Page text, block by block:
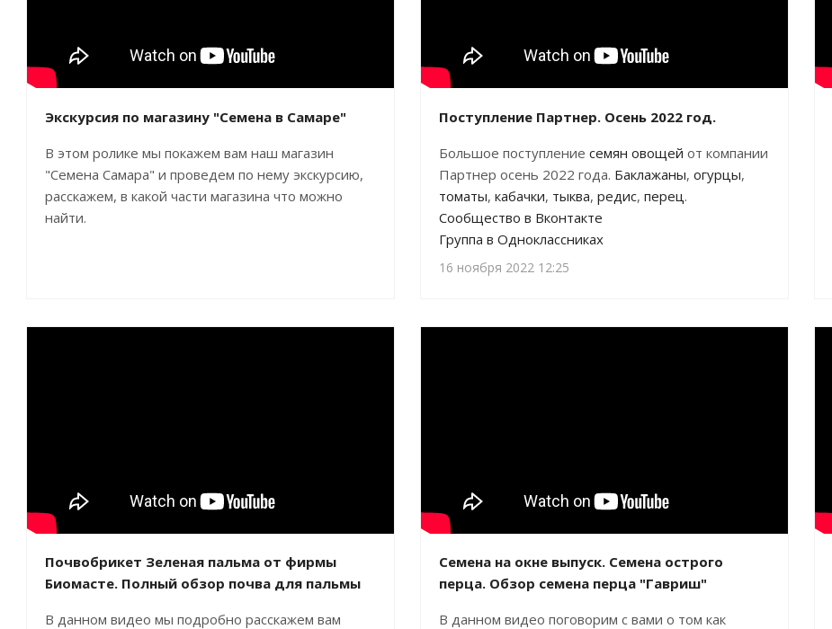
Экскурсия по магазину "Семена в Самаре"
В этом ролике мы покажем вам наш магазин
"Семена Самара" и проведем по нему экскурсию,
расскажем, в какой части магазина что можно
найти.
Поступление Партнер. Осень 2022 год.
Большое поступление семян овощей от компании
Партнер осень 2022 года. Баклажаны, огурцы,
томаты, кабачки, тыква, редис, перец .
Сообщество в Вконтакте
Группа в Одноклассниках
16 ноября 2022 12:25
Почвобрикет Зеленая пальма от фирмы
Биомасте. Полный обзор почва для пальмы
В данном видео мы подробно расскажем вам
Семена на окне выпуск. Семена острого
перца. Обзор семена перца "Гавриш"
В данном видео поговорим с вами о том как